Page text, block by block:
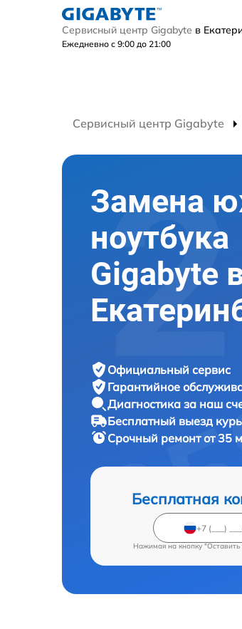
Сервисный центр Gigabyte в
Ежедневно с 9:00 до 21:00
Сервисный центр Gigabyte
Замена
ноутбука
Gigabyte
Официальный сервис
Гарантийное
Диагностика за наш
Бесплатный выезд
Срочный ремонтот 35
Бесплатная
Нажимая на кнопку "Оставить